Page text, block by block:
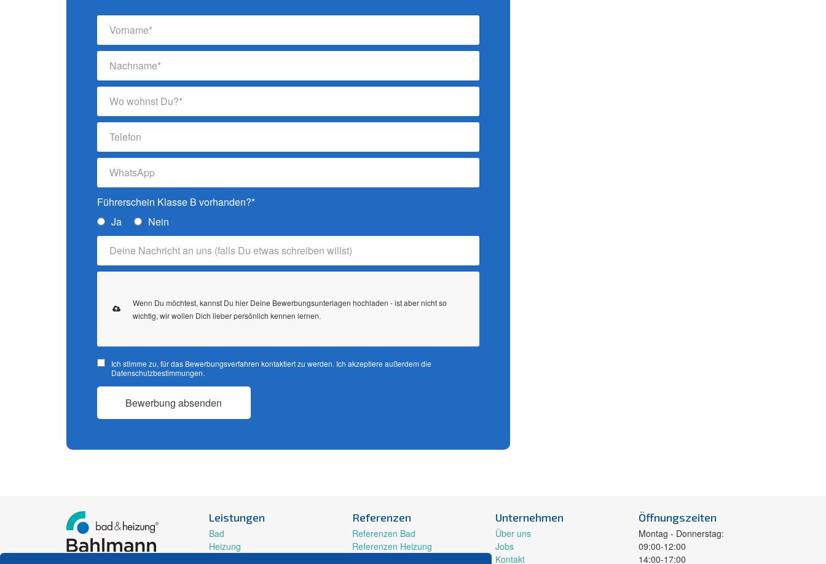
Führerschein Klasse B vorhanden?*
Ja
Nein
Wenn Du möchtest, kannst Du hier Deine Bewerbungsunterlagen hochladen - ist aber nicht so
wichtig, wir wollen Dich lieber persönlich kennen lernen.
Ich stimme zu, für das Bewerbungsverfahren kontaktiert zu werden. Ich akzeptiere außerdem die
Datenschutzbestimmungen.
Bewerbung absenden
Leistungen
Bad
Heizung
Referenzen
Referenzen Bad
Referenzen Heizung
Unternehmen
Über uns
Jobs
Kontakt
Öffnungszeiten
Montag - Donnerstag:
09:00-12:00
14:00-17:00